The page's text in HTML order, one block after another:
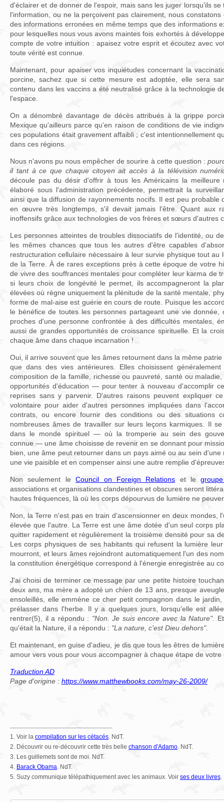
d'éclairer et de donner de l'espoir, mais sans les juger lorsqu'ils
l'information, ou ne la perçoivent pas clairement, nous
des informations erronées en même temps que des informations
pour lesquelles nous vous avons maintes fois exhortés à
compte de votre intuition : apaisez votre esprit et écoutez avec
toute vérité est connue.
Maintenant, pour apaiser vos inquiétudes concernant la
porcine, sachez que si cette mesure est adoptée, elle sera
contenu dans les vaccins a été neutralisé grâce à la technologie
l'espace.
On a dénombré davantage de décès attribués à la grippe
Mexique qu'ailleurs parce qu’en raison de conditions de vie
ces populations était gravement affaibli ; c'est intentionnellement
dans ces régions.
Nous n'avons pu nous empêcher de sourire à cette question :
il tant à ce que chaque citoyen ait accès à la télévision
découle pas du désir d'offrir à tous les Américains la meilleure
élaboré sous l'administration précédente, permettrait la
ainsi que la diffusion de rayonnements nocifs. Il est peu probable
en œuvre très longtemps, s'il devait jamais l'être. Quant aux
inoffensifs grâce aux technologies de vos frères et sœurs d'autres
Les personnes atteintes de troubles dissociatifs de l'identité, ou
les mêmes chances que tous les autres d'être capables
restructuration cellulaire nécessaire à leur survie physique tout au
de la Terre. À de rares exceptions près à cette époque de votre
de vivre des souffrances mentales pour compléter leur karma de
si leurs choix de longévité le permet, ils accompagneront la
élevées où règne uniquement la plénitude de la santé mentale,
forme de mal-aise est guérie en cours de route. Puisque les
le bénéfice de toutes les personnes partageant une vie donnée,
proches d'une personne confrontée à des difficultés mentales,
aussi de grandes opportunités de croissance spirituelle. Et la
chaque âme dans chaque incarnation !
Oui, il arrive souvent que les âmes retournent dans la même
que dans des vies antérieures. Elles choisissent
composition de la famille, richesse ou pauvreté, santé ou
opportunités d'éducation — pour tenter à nouveau d'accomplir
reprises sans y parvenir. D'autres raisons peuvent expliquer
volontaire pour aider d'autres personnes impliquées dans
contrats, ou encore fournir des conditions ou des situations
nombreuses âmes de travailler sur leurs leçons karmiques. Il
dans le monde spirituel — où la tromperie au sein des
connue — une âme choisisse de revenir en se donnant pour
bien, une âme peut retourner dans un pays aimé ou au sein
une vie paisible et en compenser ainsi une autre remplie
Non seulement leCouncil on Foreign Relations et le
associations et organisations clandestines et obscures seront
hautes fréquences, là où les corps dépourvus de lumière ne
Non, la Terre n'est pas en train d'ascensionner en deux mondes,
élevée que l'autre. La Terre est une âme dotée d'un seul corps
quitter rapidement et régulièrement la troisième densité pour sa
Les corps physiques de ses habitants qui refusent la lumière
mourront, et leurs âmes rejoindront automatiquement l'un des
la constitution énergétique correspond à l'énergie enregistrée au
J'ai choisi de terminer ce message par une petite histoire
deux ans, ma mère a adopté un chien de 13 ans, presque
ensoleillés, elle emmène ce cher petit compagnon dans le
prélasser dans l'herbe. Il y a quelques jours, lorsqu'elle est
rentrer(5), il a répondu : "Non. Je suis encore avec la Nature".
qu'était la Nature, il a répondu : "La nature, c'est Dieu dehors".
Et maintenant, en guise d'adieu, je dis que tous les êtres de
amour vers vous pour vous accompagner à chaque étape de
Traduction AD
Page d'origine : https://www.matthewbooks.com/may-26-2009/
1. Voir la compilation sur les cétacés. NdT.
2. Découvrir ou re-découvrir cette très belle chanson d'Adamo. NdT.
3. Les guillemets sont de moi. NdT.
4. Barack Obama. NdT.
5. Suzy communique télépathiquement avec les animaux. Voir ses deux livres.